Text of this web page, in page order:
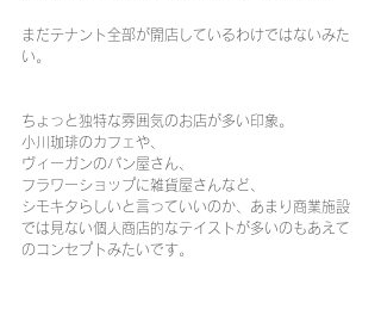
まだテナント全部が開店しているわけではないみた
い。
ちょっと独特な雰囲気のお店が多い印象。
小川珈琲のカフェや、
ヴィーガンのパン屋さん、
フラワーショップに雑貨屋さんなど、
シモキタらしいと言っていいのか、あまり商業施設
では見ない個人商店的なテイストが多いのもあえて
のコンセプトみたいです。